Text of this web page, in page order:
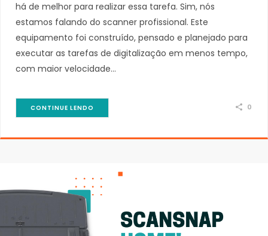
há de melhor para realizar essa tarefa. Sim, nós
estamos falando do scanner profissional. Este
equipamento foi construído, pensado e planejado para
executar as tarefas de digitalização em menos tempo,
com maior velocidade…
CONTINUE LENDO 0